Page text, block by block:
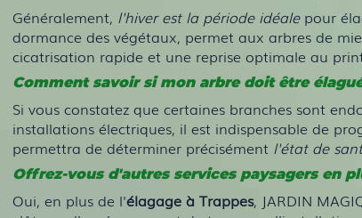
Généralement, l'hiver est la période idéalepour
dormance des végétaux, permet aux arbres de
cicatrisation rapide et une reprise optimale au
Comment savoir si mon arbre doit être
Si vous constatez que certaines branches sont
installations électriques, il est indispensable de
permettra de déterminer précisément l'état de
Offrez-vous d'autres services paysagers en
Oui, en plus de l'élagage à Trappes, JARDIN